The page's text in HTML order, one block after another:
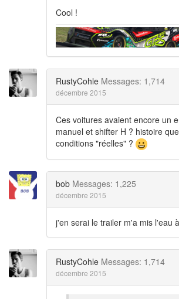
Cool !
RustyCohle Messages: 1,714
décembre 2015
Ces voitures avaient encore un
manuel et shifter H ? histoire
conditions "réelles" ?
bob Messages: 1,225
décembre 2015
j'en serai le trailer m'a mis l'eau
RustyCohle Messages: 1,714
décembre 2015